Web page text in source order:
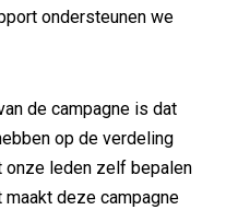
ondersteunen we
de campagne is dat
op de verdeling
onze leden zelf bepalen
deze campagne